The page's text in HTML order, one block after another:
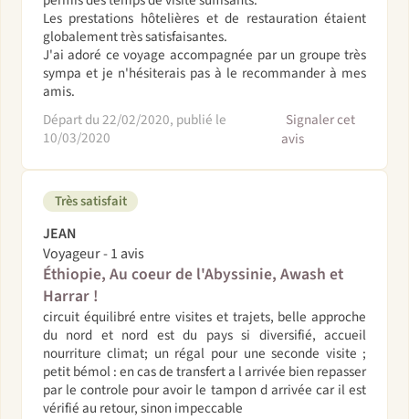
Les prestations hôtelières et de restauration étaient
globalement très satisfaisantes.
J'ai adoré ce voyage accompagnée par un groupe très
sympa et je n'hésiterais pas à le recommander à mes
amis.
Départ du 22/02/2020, publié le
10/03/2020
Signaler cet
avis
Très satisfait
JEAN
Voyageur - 1 avis
Éthiopie, Au coeur de l'Abyssinie, Awash et
Harrar !
circuit équilibré entre visites et trajets, belle approche
du nord et nord est du pays si diversifié, accueil
nourriture climat; un régal pour une seconde visite ;
petit bémol : en cas de transfert a l arrivée bien repasser
par le controle pour avoir le tampon d arrivée car il est
vérifié au retour, sinon impeccable